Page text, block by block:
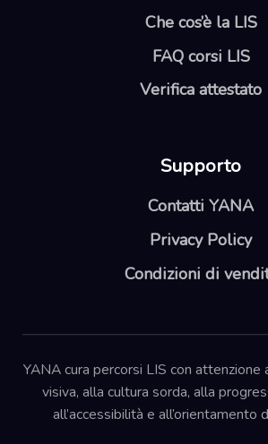
Che cos’è la LIS
FAQ corsi LIS
Verifica attestato
Supporto
Contatti YANA
Privacy Policy
Condizioni di
YANA cura percorsi LIS con attenzione
visiva, alla cultura sorda, alla
all’accessibilità e all’orientamento